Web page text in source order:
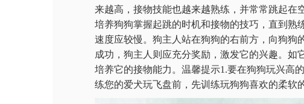
来越高，接物技能也越来越熟练，并常常跳起在
培养狗狗掌握起跳的时机和接物的技巧，直到熟
速度应较慢。狗主人站在狗狗的右前方，向狗狗
成功，狗主人则应充分奖励，激发它的兴趣。
培养它的接物能力。温馨提示1.要在狗狗玩兴高
练您的爱犬玩飞盘前，先训练玩狗狗喜欢的柔软